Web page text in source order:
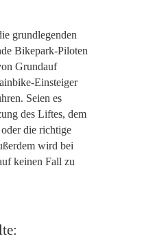
grundlegenden
Bikepark-Piloten
Grundauf
Einsteiger
Seien es
des Liftes, dem
die richtige
wird bei
keinen Fall zu